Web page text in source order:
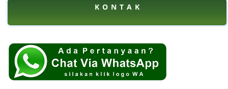
K O N T A K